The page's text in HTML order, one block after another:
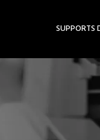
SUPPORTS